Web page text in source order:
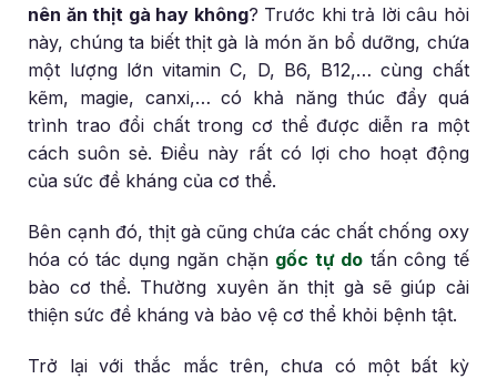
nên ăn thịt gà hay không? Trước khi trả lời câu hỏi
này, chúng ta biết thịt gà là món ăn bổ dưỡng, chứa
một lượng lớn vitamin C, D, B6, B12,… cùng chất
kẽm, magie, canxi,… có khả năng thúc đẩy quá
trình trao đổi chất trong cơ thể được diễn ra một
cách suôn sẻ. Điều này rất có lợi cho hoạt động
của sức đề kháng của cơ thể.
Bên cạnh đó, thịt gà cũng chứa các chất chống oxy
hóa có tác dụng ngăn chặn gốc tự do tấn công tế
bào cơ thể. Thường xuyên ăn thịt gà sẽ giúp cải
thiện sức đề kháng và bảo vệ cơ thể khỏi bệnh tật.
Trở lại với thắc mắc trên, chưa có một bất kỳ